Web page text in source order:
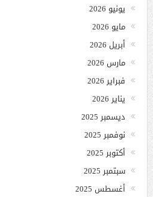
يونيو 2026
مايو 2026
أبريل 2026
مارس 2026
فبراير 2026
يناير 2026
ديسمبر 2025
نوفمبر 2025
أكتوبر 2025
سبتمبر 2025
أغسطس 2025